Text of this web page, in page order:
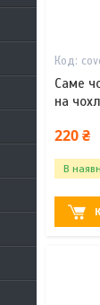
Саме
на
220 ₴
В